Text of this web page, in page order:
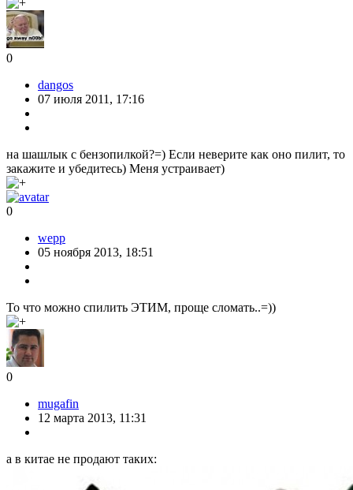
0
dangos
07 июля 2011, 17:16
на шашлык с бензопилкой?=) Если неверите как оно пилит, то
закажите и убедитесь) Меня устраивает)
0
wepp
05 ноября 2013, 18:51
То что можно спилить ЭТИМ, проще сломать..=))
0
mugafin
12 марта 2013, 11:31
а в китае не продают таких: